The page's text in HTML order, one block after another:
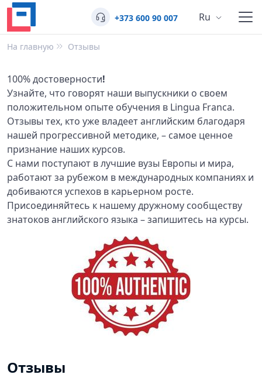
+373 600 90 007 Ru
На главную Отзывы
100% достоверности!
Узнайте, что говорят наши выпускники о своем
положительном опыте обучения в Lingua Franca.
Отзывы тех, кто уже владеет английским благодаря
нашей прогрессивной методике, – самое ценное
признание наших курсов.
С нами поступают в лучшие вузы Европы и мира,
работают за рубежом в международных компаниях и
добиваются успехов в карьерном росте.
Присоединяйтесь к нашему дружному сообществу
знатоков английского языка – запишитесь на курсы.
Отзывы